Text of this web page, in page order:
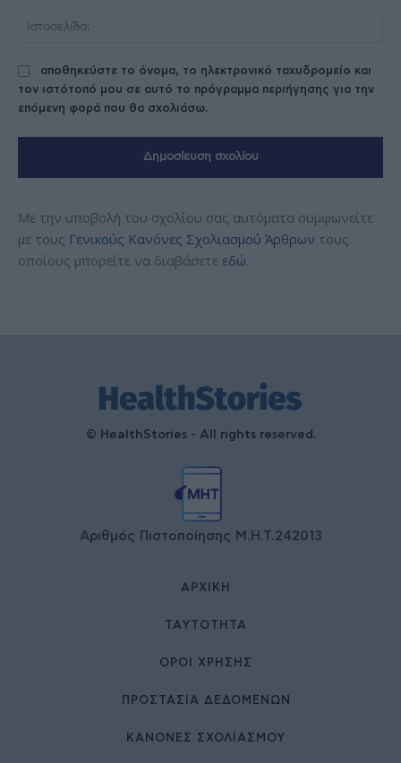
αποθηκεύστε το όνομα, το ηλεκτρονικό ταχυδρομείο και
τον ιστότοπό μου σε αυτό το πρόγραμμα περιήγησης για την
επόμενη φορά που θα σχολιάσω.
Με την υποβολή του σχολίου σας αυτόματα συμφωνείτε
με τους Γενικούς Κανόνες Σχολιασμού Άρθρων τους
οποίους μπορείτε να διαβάσετε εδώ.
© HealthStories - All rights reserved.
Αριθμός Πιστοποίησης Μ.Η.Τ.242013
ΑΡΧΙΚΉ
ΤΑΥΤΌΤΗΤΑ
ΌΡΟΙ ΧΡΉΣΗΣ
ΠΡΟΣΤΑΣΙΑ ΔΕΔΟΜΕΝΩΝ
ΚΑΝΟΝΕΣ ΣΧΟΛΙΑΣΜΟΥ